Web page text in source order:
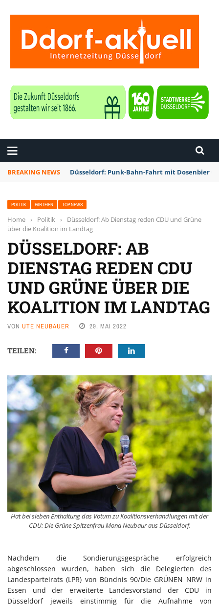
BREAKING NEWS Düsseldorf: Punk-Bahn-Fahrt mit Dosenbier
POLITIK PARTEIEN TOP NEWS
Home › Politik ›
Düsseldorf: Ab Dienstag reden CDU und Grüne
über die Koalition im Landtag
DÜSSELDORF: AB
DIENSTAG REDEN CDU
UND GRÜNE ÜBER DIE
KOALITION IM LANDTAG
VON UTE NEUBAUER 29. MAI 2022
TEILEN:
Hat bei sieben Enthaltung das Votum zu Koalitionsverhandlungen mit der
CDU: Die Grüne Spitzenfrau Mona Neubaur aus Düsseldorf.
Nachdem die Sondierungsgespräche erfolgreich
abgeschlossen wurden, haben sich die Delegierten des
Landesparteirats (LPR) von Bündnis 90/Die GRÜNEN NRW in
Essen und der erweiterte Landesvorstand der CDU in
Düsseldorf jeweils einstimmig für die Aufnahme von